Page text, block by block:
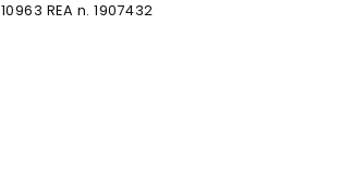
REA n. 1907432